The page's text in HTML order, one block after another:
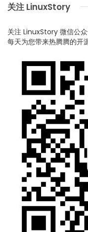
关注 LinuxStory
关注 LinuxStory 微信公
每天为您带来热腾腾的开